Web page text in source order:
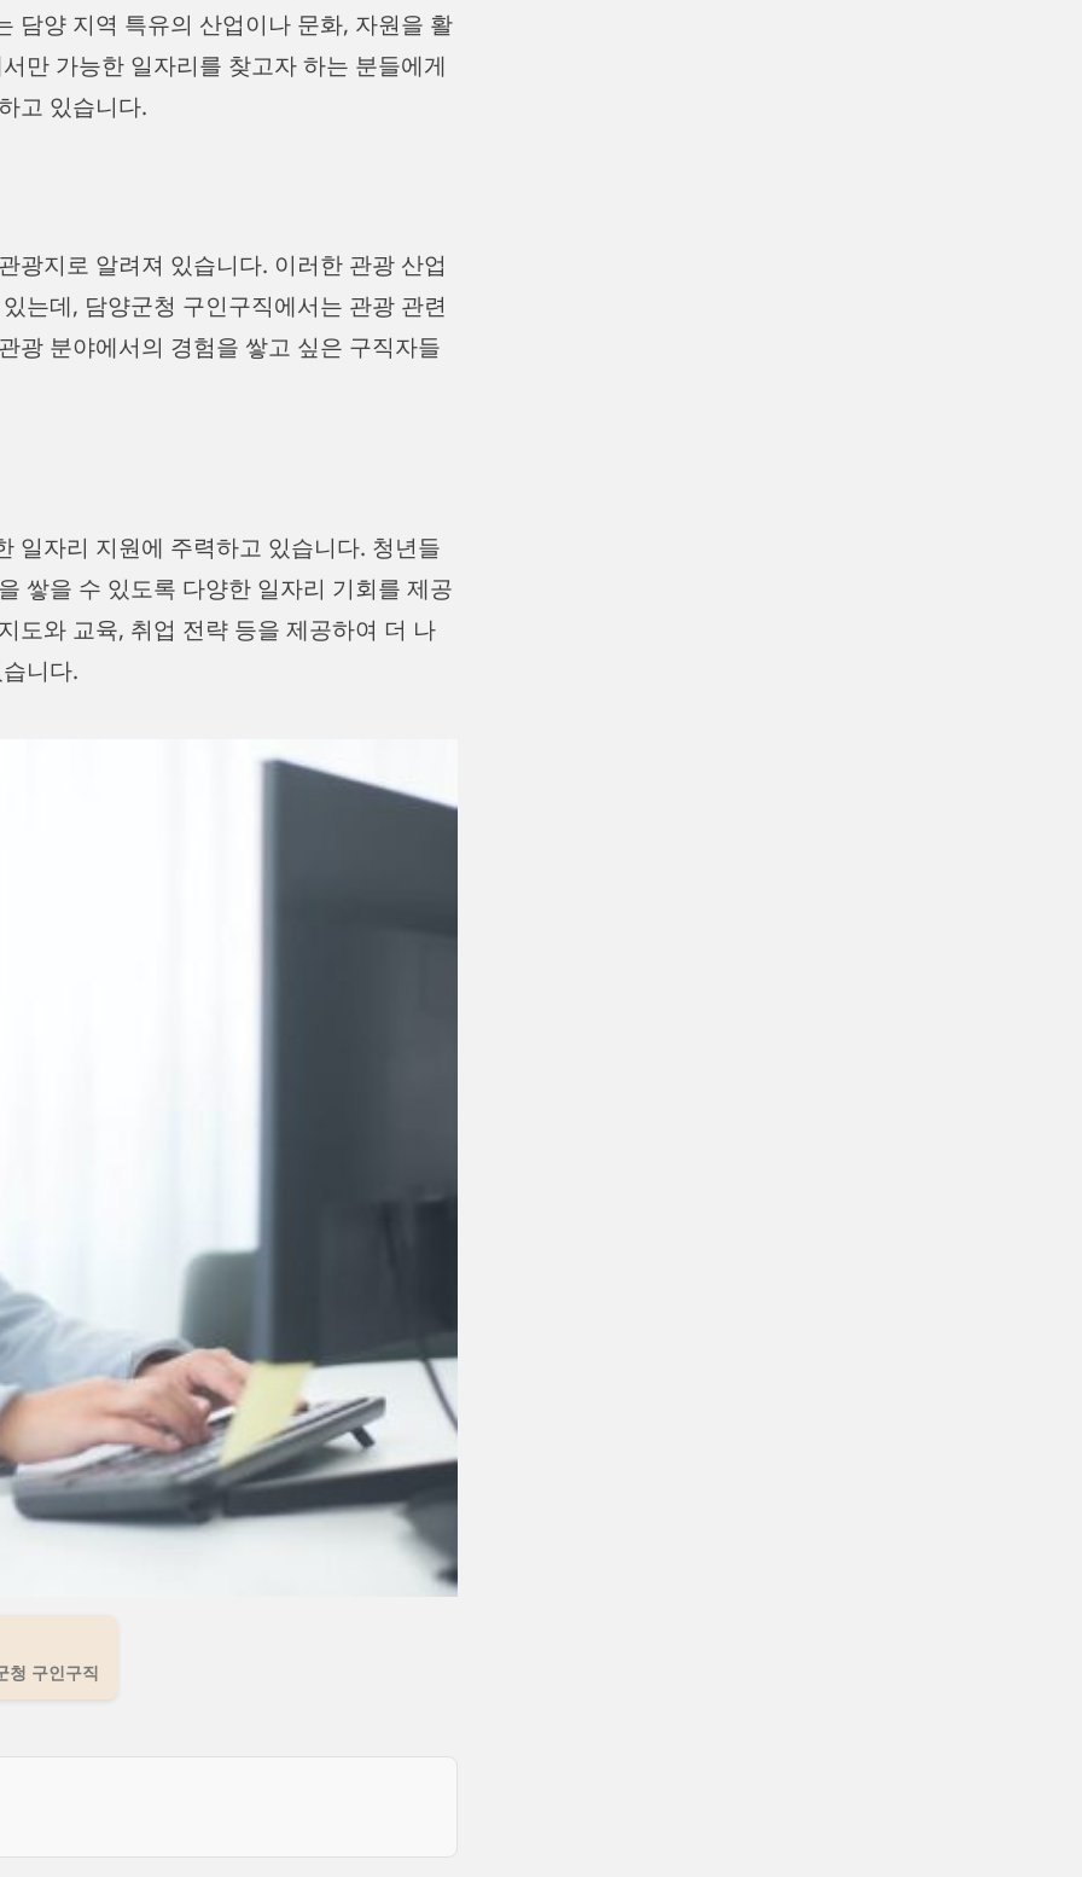
담양 지역 특유의 산업이나 문화, 자원을 활
만 가능한 일자리를 찾고자 하는 분들에게
고 있습니다.
광지로 알려져 있습니다. 이러한 관광 산업
는데, 담양군청 구인구직에서는 관광 관련
광 분야에서의 경험을 쌓고 싶은 구직자들
일자리 지원에 주력하고 있습니다. 청년들
쌓을 수 있도록 다양한 일자리 기회를 제공
도와 교육, 취업 전략 등을 제공하여 더 나
니다.
청 구인구직